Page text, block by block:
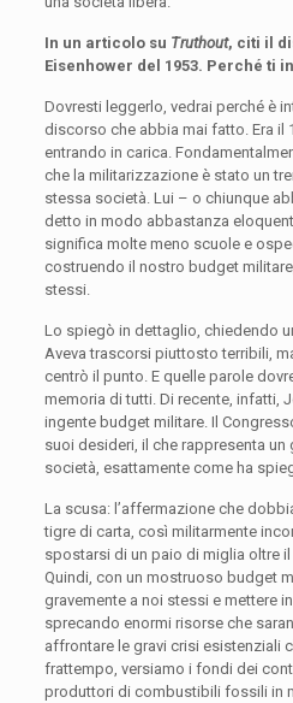
In un articolo su Truthout, citi il
Eisenhower del 1953. Perché ti
Dovresti leggerlo, vedrai perché è
discorso che abbia mai fatto. Era il
entrando in carica.
che la militarizzazione è stato un
stessa società. Lui – o chiunque
detto in modo abbastanza
significa molte meno scuole e
costruendo il nostro budget
stessi.
Lo spiegò in dettaglio, chiedendo
Aveva trascorsi piuttosto terribili,
centrò il punto. E quelle parole
memoria di tutti. Di recente, infatti,
ingente budget militare. Il
suoi desideri, il che rappresenta un
società, esattamente come ha
La scusa: l’affermazione che
tigre di carta, così militarmente
spostarsi di un paio di miglia oltre
Quindi, con un mostruoso budget
gravemente a noi stessi e mettere
sprecando enormi risorse che
affrontare le gravi crisi esistenziali
frattempo, versiamo i fondi dei
produttori di combustibili fossili in